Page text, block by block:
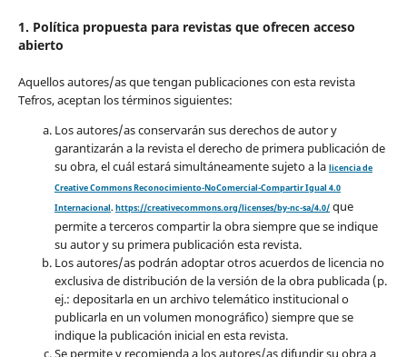
1. Política propuesta para revistas que ofrecen acceso
abierto
Aquellos autores/as que tengan publicaciones con esta revista
Tefros, aceptan los términos siguientes:
Los autores/as conservarán sus derechos de autor y
garantizarán a la revista el derecho de primera publicación de
su obra, el cuál estará simultáneamente sujeto a la licencia de
Creative Commons Reconocimiento-NoComercial-Compartir Igual 4.0
Internacional. https://creativecommons.org/licenses/by-nc-sa/4.0/que
permite a terceros compartir la obra siempre que se indique
su autor y su primera publicación esta revista.
Los autores/as podrán adoptar otros acuerdos de licencia no
exclusiva de distribución de la versión de la obra publicada (p.
ej.: depositarla en un archivo telemático institucional o
publicarla en un volumen monográfico) siempre que se
indique la publicación inicial en esta revista.
Se permite y recomienda a los autores/as difundir su obra a